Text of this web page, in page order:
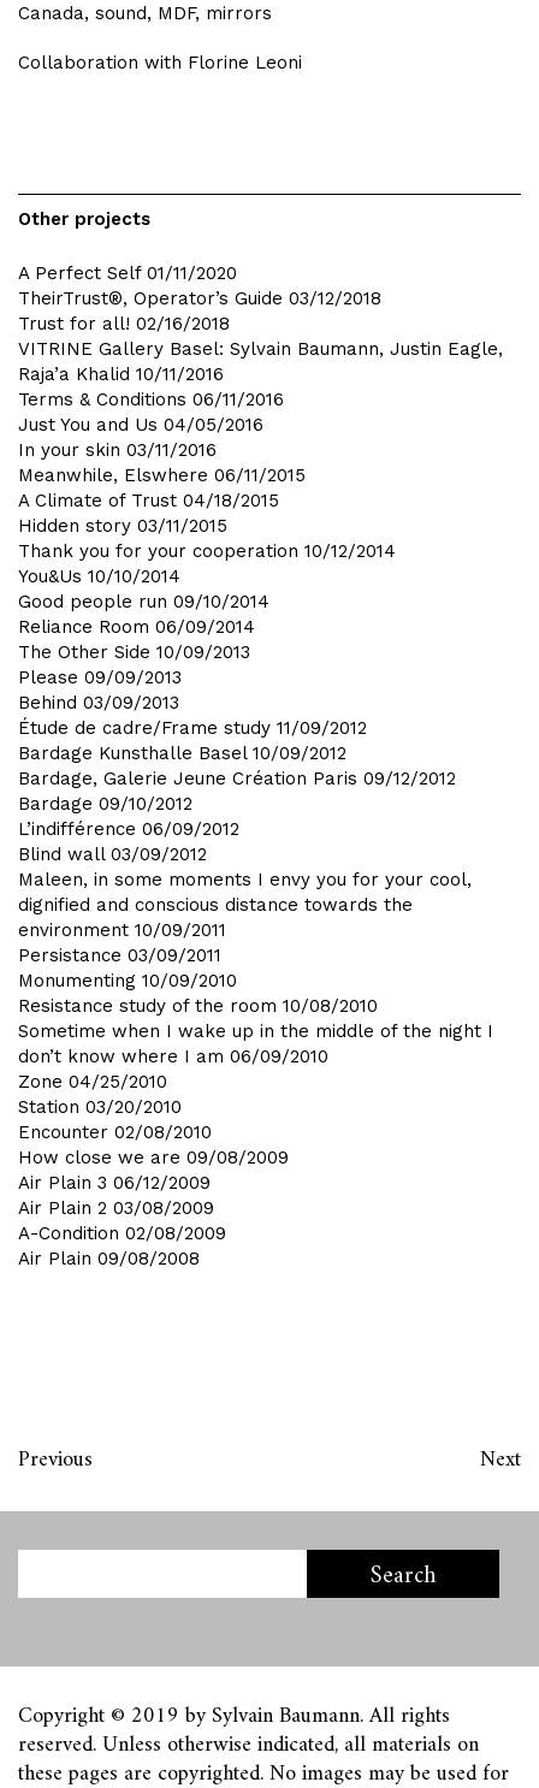
Canada, sound, MDF, mirrors
Collaboration with Florine Leoni
Other projects
A Perfect Self 01/11/2020
TheirTrust®, Operator’s Guide 03/12/2018
Trust for all! 02/16/2018
VITRINE Gallery Basel: Sylvain Baumann, Justin Eagle,
Raja’a Khalid 10/11/2016
Terms & Conditions 06/11/2016
Just You and Us 04/05/2016
In your skin 03/11/2016
Meanwhile, Elswhere 06/11/2015
A Climate of Trust 04/18/2015
Hidden story 03/11/2015
Thank you for your cooperation 10/12/2014
You&Us 10/10/2014
Good people run 09/10/2014
Reliance Room 06/09/2014
The Other Side 10/09/2013
Please 09/09/2013
Behind 03/09/2013
Étude de cadre/Frame study 11/09/2012
Bardage Kunsthalle Basel 10/09/2012
Bardage, Galerie Jeune Création Paris 09/12/2012
Bardage 09/10/2012
L’indifférence 06/09/2012
Blind wall 03/09/2012
Maleen, in some moments I envy you for your cool,
dignified and conscious distance towards the
environment 10/09/2011
Persistance 03/09/2011
Monumenting 10/09/2010
Resistance study of the room 10/08/2010
Sometime when I wake up in the middle of the night I
don’t know where I am 06/09/2010
Zone 04/25/2010
Station 03/20/2010
Encounter 02/08/2010
How close we are 09/08/2009
Air Plain 3 06/12/2009
Air Plain 2 03/08/2009
A-Condition 02/08/2009
Air Plain 09/08/2008
Previous Next
Copyright © 2019 by Sylvain Baumann. All rights
reserved. Unless otherwise indicated, all materials on
these pages are copyrighted. No images may be used for